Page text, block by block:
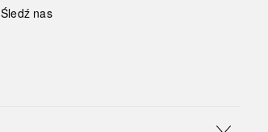
Śledź nas